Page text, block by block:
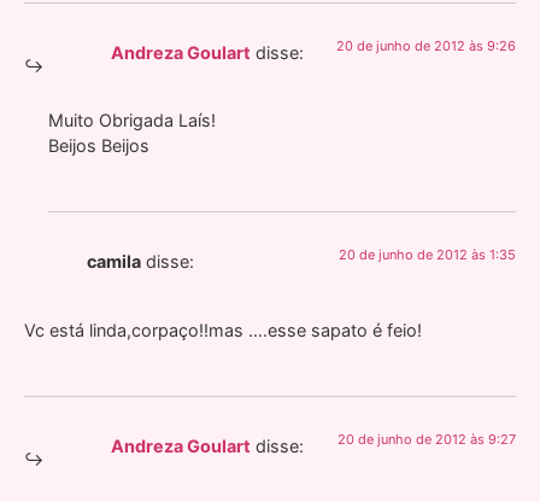
Andreza Goulart disse: 20 de junho de 2012 às 9:26
Muito Obrigada Laís!
Beijos Beijos
camila disse: 20 de junho de 2012 às 1:35
Vc está linda,corpaço!!mas ….esse sapato é feio!
Andreza Goulart disse: 20 de junho de 2012 às 9:27